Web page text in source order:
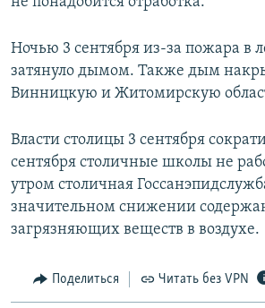
Ночью 3 сентября из-за пожара в
затянуло дымом. Также дым
Винницкую и Житомирскую
Власти столицы 3 сентября
сентября столичные школы не
утром столичная
значительном снижении
загрязняющих веществ в воздухе.
Поделиться Читать без VPN